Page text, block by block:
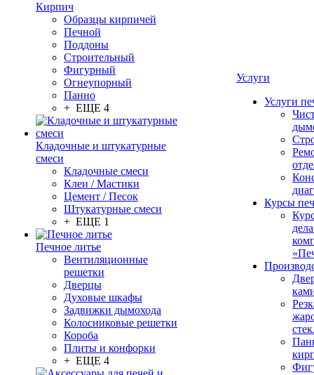
Кирпич
Образцы кирпичей
Печной
Поддоны
Строительный
Фигурный
Огнеупорный
Панно
+ ЕЩЕ 4
Кладочные и штукатурные
смеси
Кладочные смеси
Клеи / Мастики
Цемент / Песок
Штукатурные смеси
+ ЕЩЕ 1
Печное литье
Вентиляционные
решетки
Дверцы
Духовые шкафы
Задвижки дымохода
Колосниковые решетки
Короба
Плиты и конфорки
+ ЕЩЕ 4
Услуги
Услуги
Курсы